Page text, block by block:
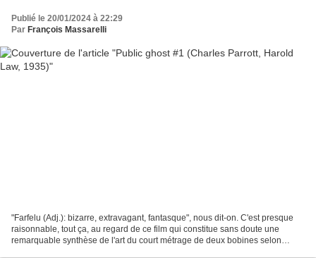
Publié le 20/01/2024 à 22:29
Par François Massarelli
"Farfelu (Adj.): bizarre, extravagant, fantasque", nous dit-on. C'est presque
raisonnable, tout ça, au regard de ce film qui constitue sans doute une
remarquable synthèse de l'art du court métrage de deux bobines selon